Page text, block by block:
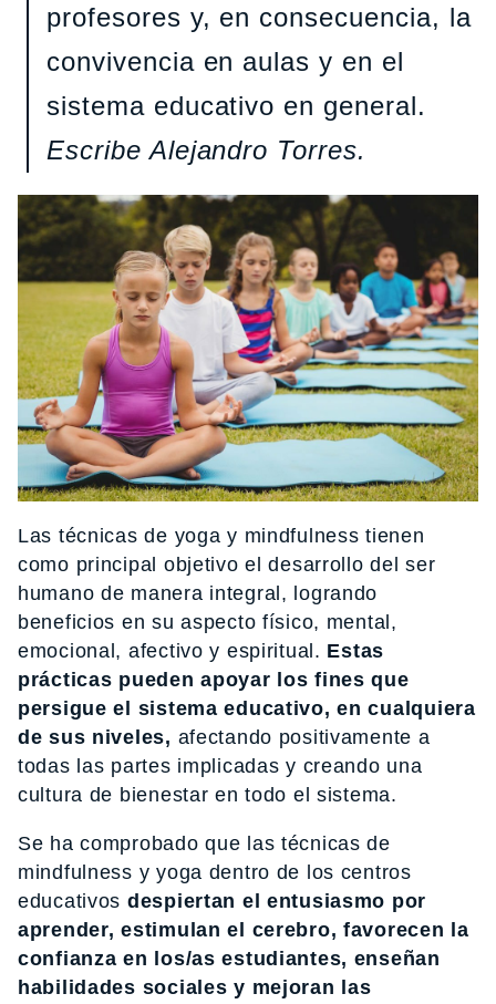
profesores y, en consecuencia, la
convivencia en aulas y en el
sistema educativo en general.
Escribe Alejandro Torres.
Las técnicas de yoga y mindfulness tienen
como principal objetivo el desarrollo del ser
humano de manera integral, logrando
beneficios en su aspecto físico, mental,
emocional, afectivo y espiritual. Estas
prácticas pueden apoyar los fines que
persigue el sistema educativo, en cualquiera
de sus niveles, afectando positivamente a
todas las partes implicadas y creando una
cultura de bienestar en todo el sistema.
Se ha comprobado que las técnicas de
mindfulness y yoga dentro de los centros
educativos despiertan el entusiasmo por
aprender, estimulan el cerebro, favorecen la
confianza en los/as estudiantes, enseñan
habilidades sociales y mejoran las